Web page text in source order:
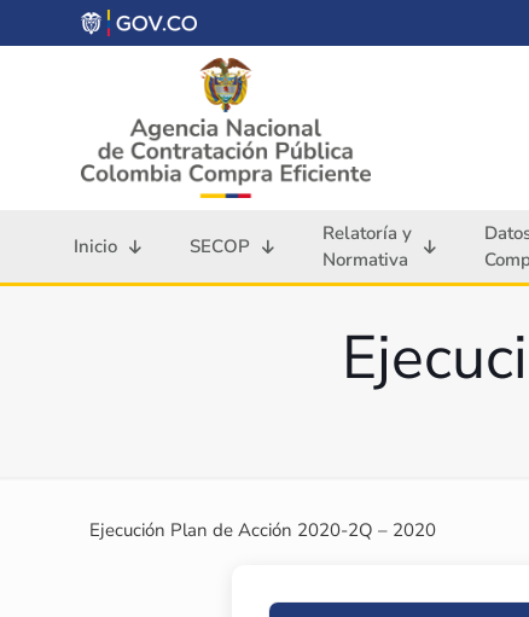
Inicio SECOP
Relatoría y
Normativa
Ejecución Plan de Acción 2020-2Q – 2020